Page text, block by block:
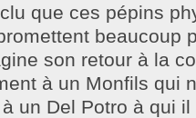
que ces pépins
beaucoup
son retour à la
à un Monfils qui
un Del Potro à qui